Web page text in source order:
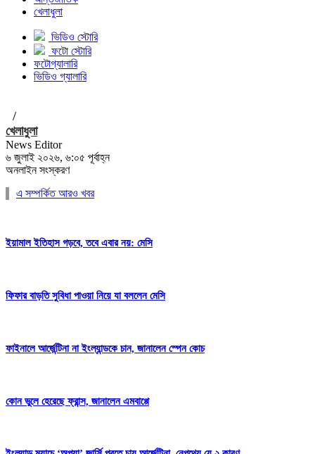
খেলাধুলা
ভিডিও স্টোরি
ফটো স্টোরি
ফটোগ্যালারি
ভিডিও গ্যালারি
/
খেলাধুলা
News Editor
৬ জুলাই ২০২৬, ৬:০৫ পূর্বাহ্ন
অনলাইন সংস্করণ
এ সম্পর্কিত আরও খবর
ইয়ামাল ইতিহাস গড়বে, তবে এবার নয়: মেসি
ফিফার বাড়তি সুবিধা পাওয়া নিয়ে যা বললেন মেসি
ফাইনালে আর্জেন্টিনা না ইংল্যান্ডকে চান, জানালেন স্পেন কোচ
কোন ভুলে হেরেছে ফ্রান্স, জানালেন এমবাপ্পে